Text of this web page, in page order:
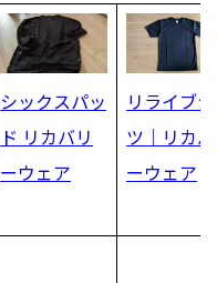
シックスパッ
ド リカバリ
ーウェア
リライブ
ツ｜リカ
ーウェア